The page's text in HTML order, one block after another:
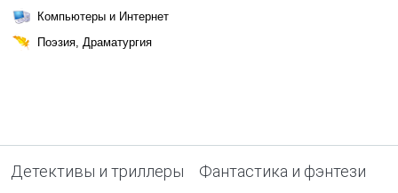
Компьютеры и Интернет
Поэзия, Драматургия
Детективы и триллеры Фантастика и фэнтези